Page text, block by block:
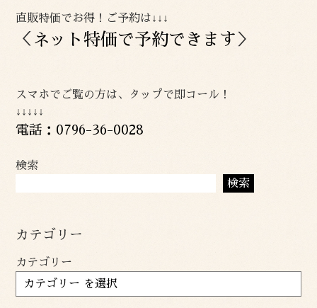
直販特価でお得！ご予約は↓↓↓
＜ ネット特価で予約できます ＞
スマホでご覧の方は、タップで即コール！
↓↓↓↓↓
電話：0796-36-0028
検索
検索
カテゴリー
カテゴリー